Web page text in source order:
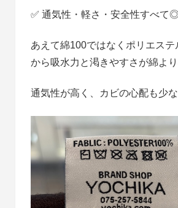
✅ 通気性・軽さ・安全性すべて
あえて綿100ではなくポリエステ
から吸水力と渇きやすさが綿より
通気性が高く、カビの心配も少な